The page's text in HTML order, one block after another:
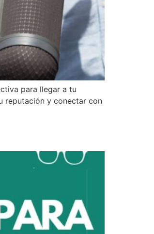
para llegar a tu
reputación y conectar con